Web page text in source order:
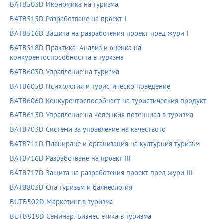
BATB503D Икономика на туризма
BATB515D Разработване на проект I
BATB516D Защита на разработения проект пред жури I
BATB518D Практика: Анализ и оценка на
конкурентоспособността в туризма
BATB603D Управление на туризма
BATB605D Психология и туристическо поведение
BATB606D Конкурентоспособност на туристическия продукт
BATB613D Управление на човешкия потенциал в туризма
BATB703D Системи за управление на качеството
BATB711D Планиране и организация на културния туризъм
BATB716D Разработване на проект III
BATB717D Защита на разработения проект пред жури III
BATB803D Спа туризъм и балнеология
BUTB502D Маркетинг в туризма
BUTB818D Семинар: Бизнес етика в туризма